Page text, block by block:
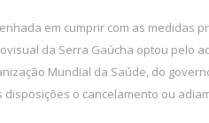
em cumprir com as medidas
da Serra Gaúcha optou pelo
Mundial da Saúde, do
disposições o cancelamento ou